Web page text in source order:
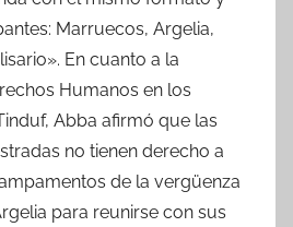
Marruecos, Argelia,
En cuanto a la
Humanos en los
Abba afirmó que las
no tienen derecho a
de la vergüenza
para reunirse con sus